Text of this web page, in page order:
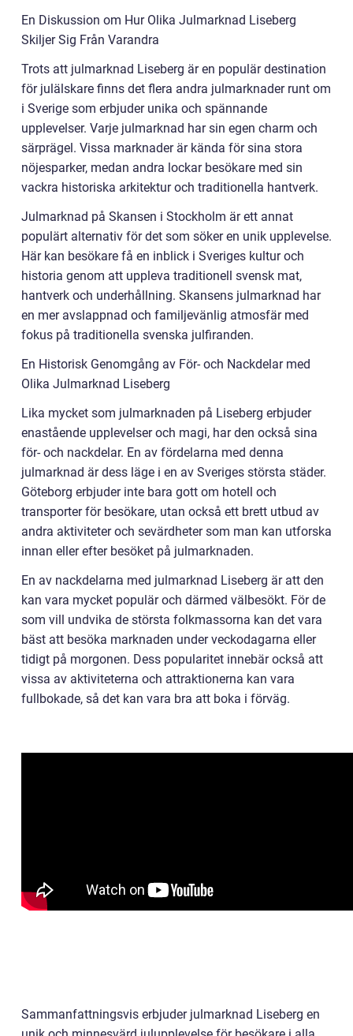
En Diskussion om Hur Olika Julmarknad Liseberg
Skiljer Sig Från Varandra
Trots att julmarknad Liseberg är en populär destination
för julälskare finns det flera andra julmarknader runt om
i Sverige som erbjuder unika och spännande
upplevelser. Varje julmarknad har sin egen charm och
särprägel. Vissa marknader är kända för sina stora
nöjesparker, medan andra lockar besökare med sin
vackra historiska arkitektur och traditionella hantverk.
Julmarknad på Skansen i Stockholm är ett annat
populärt alternativ för det som söker en unik upplevelse.
Här kan besökare få en inblick i Sveriges kultur och
historia genom att uppleva traditionell svensk mat,
hantverk och underhållning. Skansens julmarknad har
en mer avslappnad och familjevänlig atmosfär med
fokus på traditionella svenska julfiranden.
En Historisk Genomgång av För- och Nackdelar med
Olika Julmarknad Liseberg
Lika mycket som julmarknaden på Liseberg erbjuder
enastående upplevelser och magi, har den också sina
för- och nackdelar. En av fördelarna med denna
julmarknad är dess läge i en av Sveriges största städer.
Göteborg erbjuder inte bara gott om hotell och
transporter för besökare, utan också ett brett utbud av
andra aktiviteter och sevärdheter som man kan utforska
innan eller efter besöket på julmarknaden.
En av nackdelarna med julmarknad Liseberg är att den
kan vara mycket populär och därmed välbesökt. För de
som vill undvika de största folkmassorna kan det vara
bäst att besöka marknaden under veckodagarna eller
tidigt på morgonen. Dess popularitet innebär också att
vissa av aktiviteterna och attraktionerna kan vara
fullbokade, så det kan vara bra att boka i förväg.
Sammanfattningsvis erbjuder julmarknad Liseberg en